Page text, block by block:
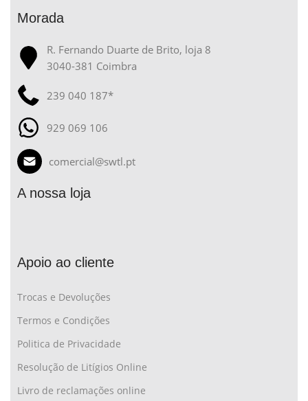
Morada
R. Fernando Duarte de Brito, loja 8
3040-381 Coimbra
239 040 187*
929 069 106
comercial@swtl.pt
A nossa loja
Apoio ao cliente
Trocas e Devoluções
Termos e Condições
Politica de Privacidade
Resolução de Litígios Online
Livro de reclamações online